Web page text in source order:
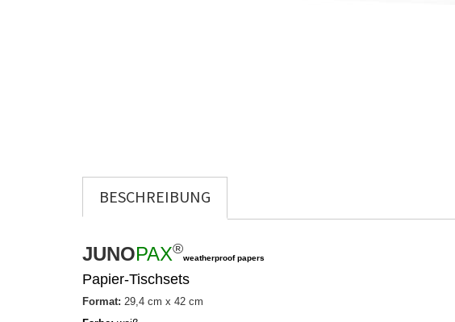
BESCHREIBUNG
JUNOPAX®
weatherproof papers
Papier-Tischsets
Format: 29,4 cm x 42 cm